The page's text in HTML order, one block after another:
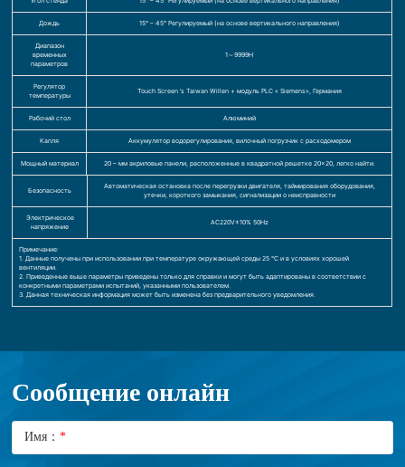
Дождь 15° – 45° Регулируемый (на основе вертикального направления)
Диапазон
временных
параметров
1～9999H
Регулятор
температуры
Touch Screen ‘s Taiwan Willen + модуль PLC « Siemens», Германия
Рабочий стол Алюминий
Капля Аккумулятор водорегулирования, вилочный погрузчик с расходомером
Мощный материал 20 – мм акриловые панели, расположенные в квадратной решетке 20×20, легко найти.
Безопасность
Автоматическая остановка после перегрузки двигателя, таймирования оборудования,
утечки, короткого замыкания, сигнализации о неисправности
Электрическое
напряжение
AC220V±10% 50Hz
Примечание:
1. Данные получены при использовании при температуре окружающей среды 25 °C и в условиях хорошей
вентиляции.
2. Приведенные выше параметры приведены только для справки и могут быть адаптированы в соответствии с
конкретными параметрами испытаний, указанными пользователем.
3. Данная техническая информация может быть изменена без предварительного уведомления.
Сообщение онлайн
Имя：*